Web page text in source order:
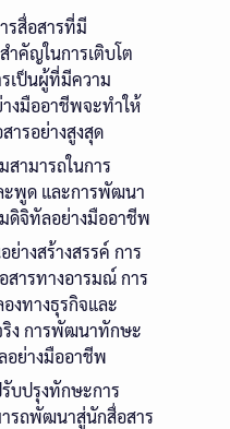
รสื่อสารที่มี
คัญในการเติบโต
เป็นผู้ที่มีความ
างมืออาชีพจะทำให้
ารอย่างสูงสุด
สามารถในการ
ะพูด และการพัฒนา
ดิจิทัลอย่างมืออาชีพ
ย่างสร้างสรรค์ การ
ารทางอารมณ์ การ
งทางธุรกิจและ
ง การพัฒนาทักษะ
อย่างมืออาชีพ
บปรุงทักษะการ
รถพัฒนาสู่นักสื่อสาร